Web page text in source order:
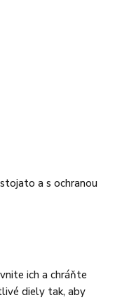
a s ochranou
ich a chráňte
diely tak, aby